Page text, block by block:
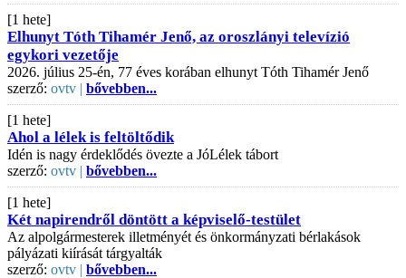
[1 hete]
Elhunyt Tóth Tihamér Jenő, az oroszlányi televízió
egykori vezetője
2026. július 25-én, 77 éves korában elhunyt Tóth Tihamér Jenő
szerző: ovtv | bővebben...
[1 hete]
Ahol a lélek is feltöltődik
Idén is nagy érdeklődés övezte a JóLélek tábort
szerző: ovtv | bővebben...
[1 hete]
Két napirendről döntött a képviselő-testület
Az alpolgármesterek illetményét és önkormányzati bérlakások
pályázati kiírását tárgyalták
szerző: ovtv | bővebben...